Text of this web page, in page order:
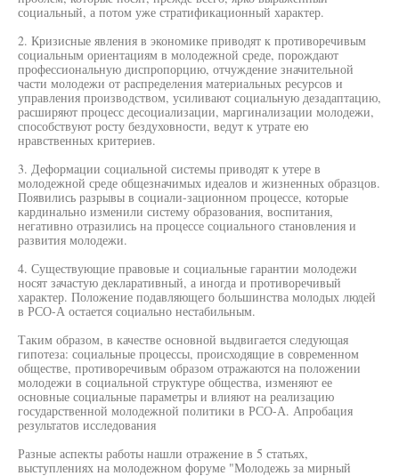
социальный, а потом уже стратификационный характер.
2. Кризисные явления в экономике приводят к противоречивым
социальным ориентациям в молодежной среде, порождают
профессиональную диспропорцию, отчуждение значительной
части молодежи от распределения материальных ресурсов и
управления производством, усиливают социальную дезадаптацию,
расширяют процесс десоциализации, маргинализации молодежи,
способствуют росту бездуховности, ведут к утрате ею
нравственных критериев.
3. Деформации социальной системы приводят к утере в
молодежной среде общезначимых идеалов и жизненных образцов.
Появились разрывы в социали-зационном процессе, которые
кардинально изменили систему образования, воспитания,
негативно отразились на процессе социального становления и
развития молодежи.
4. Существующие правовые и социальные гарантии молодежи
носят зачастую декларативный, а иногда и противоречивый
характер. Положение подавляющего большинства молодых людей
в РСО-А остается социально нестабильным.
Таким образом, в качестве основной выдвигается следующая
гипотеза: социальные процессы, происходящие в современном
обществе, противоречивым образом отражаются на положении
молодежи в социальной структуре общества, изменяют ее
основные социальные параметры и влияют на реализацию
государственной молодежной политики в РСО-А. Апробация
результатов исследования
Разные аспекты работы нашли отражение в 5 статьях,
выступлениях на молодежном форуме "Молодежь за мирный